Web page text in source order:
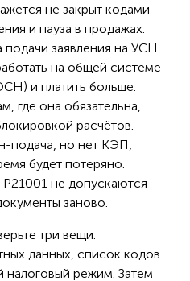
не закрыт кодами —
и пауза в продажах.
заявления на УСН
на общей системе
и платить больше.
где она обязательна,
расчётов.
подача, но нет КЭП,
будет потеряно.
Р21001 не допускаются —
заново.
три вещи:
данных, список кодов
режим. Затем